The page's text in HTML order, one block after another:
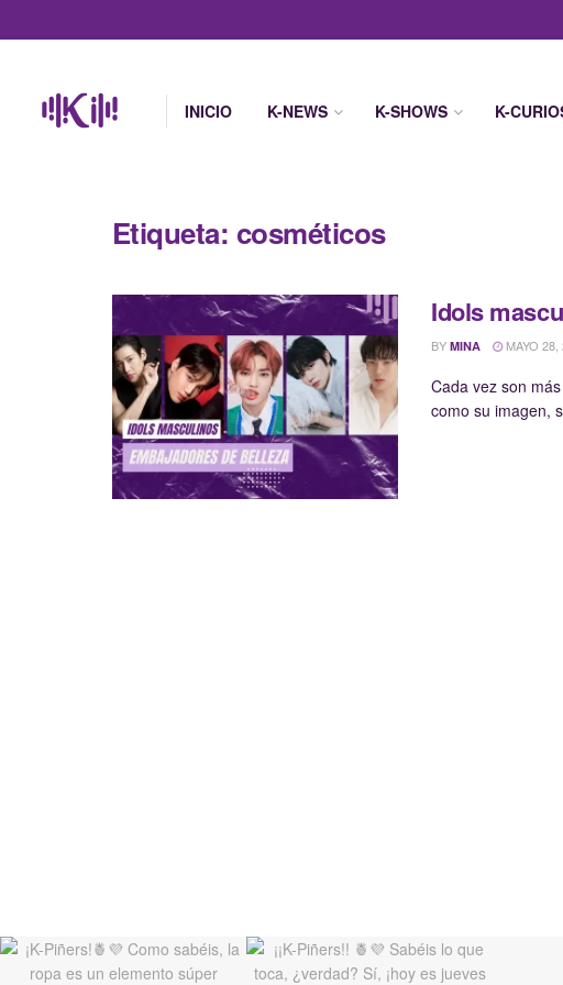
INICIO K-NEWS K-SHOWS K-
Etiqueta: cosméticos
Idols
BY MINA MAYO 28,
Cada vez son
como su imagen,